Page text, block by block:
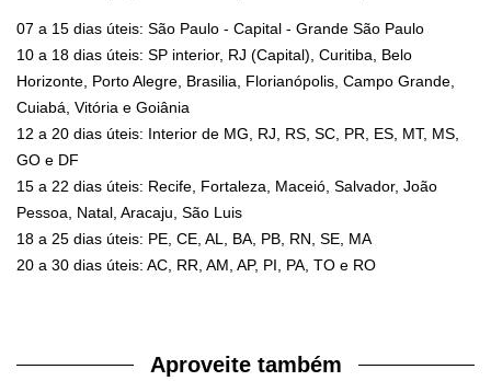
07 a 15 dias úteis: São Paulo - Capital - Grande São Paulo
10 a 18 dias úteis: SP interior, RJ (Capital), Curitiba, Belo
Horizonte, Porto Alegre, Brasilia, Florianópolis, Campo Grande,
Cuiabá, Vitória e Goiânia
12 a 20 dias úteis: Interior de MG, RJ, RS, SC, PR, ES, MT, MS,
GO e DF
15 a 22 dias úteis: Recife, Fortaleza, Maceió, Salvador, João
Pessoa, Natal, Aracaju, São Luis
18 a 25 dias úteis: PE, CE, AL, BA, PB, RN, SE, MA
20 a 30 dias úteis: AC, RR, AM, AP, PI, PA, TO e RO
Aproveite também